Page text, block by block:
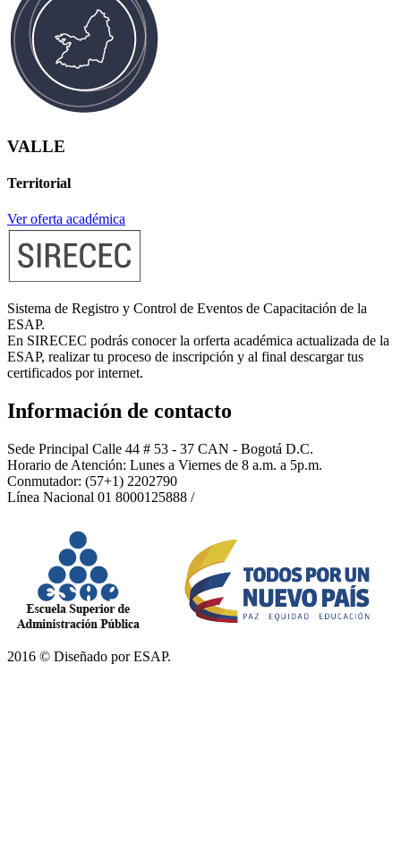
VALLE
Territorial
Ver oferta académica
Sistema de Registro y Control de Eventos de Capacitación de la
ESAP.
En SIRECEC podrás conocer la orferta académica actualizada de la
ESAP, realizar tu proceso de inscripción y al final descargar tus
certificados por internet.
Información de contacto
Sede Principal Calle 44 # 53 - 37 CAN - Bogotá D.C.
Horario de Atención: Lunes a Viernes de 8 a.m. a 5p.m.
Conmutador: (57+1) 2202790
Línea Nacional 01 8000125888 /
2016 © Diseñado por ESAP.